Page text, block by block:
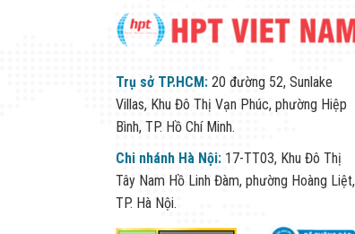
Trụ sở TP.HCM: 20 đường 52, Sunlake
Villas, Khu Đô Thị Vạn Phúc, phường Hiệp
Bình, TP. Hồ Chí Minh.
Chi nhánh Hà Nội: 17-TT03, Khu Đô Thị
Tây Nam Hồ Linh Đàm, phường Hoàng Liệt,
TP. Hà Nội.